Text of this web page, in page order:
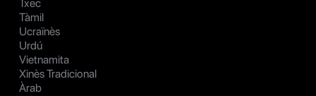
Txec
Tàmil
Ucraïnès
Urdú
Vietnamita
Xinès Tradicional
Àrab